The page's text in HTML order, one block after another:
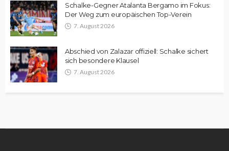
Schalke-Gegner Atalanta Bergamo im Fokus:
Der Weg zum europäischen Top-Verein
7. August 2026
Abschied von Zalazar offiziell: Schalke sichert
sich besondere Klausel
7. August 2026